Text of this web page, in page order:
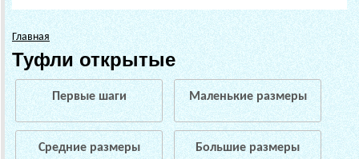
Главная
Туфли открытые
Первые шаги Маленькие размеры
Средние размеры Большие размеры